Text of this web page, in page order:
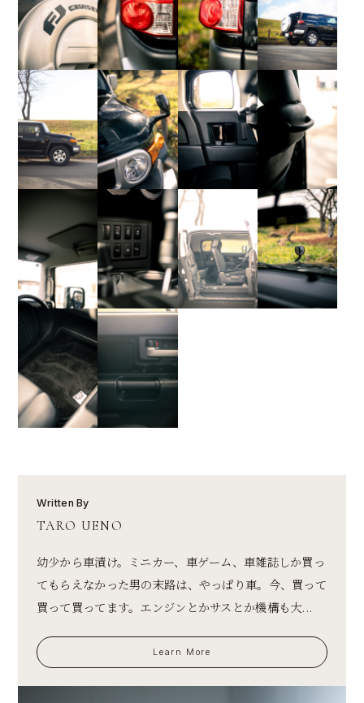
Written By
TARO UENO
幼少から車漬け。ミニカー、車ゲーム、車雑誌しか買っ
てもらえなかった男の末路は、やっぱり車。今、買って
買って買ってます。エンジンとかサスとか機構も大...
Learn More